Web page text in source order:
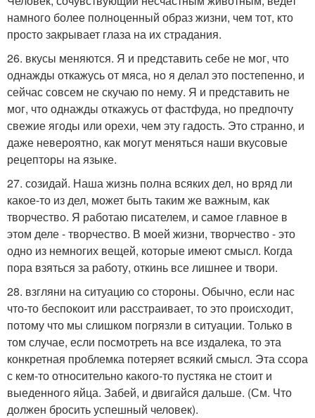
намного более полноценный образ жизни, чем тот, кто
просто закрывает глаза на их страдания.
26. вкусы меняются. Я и представить себе не мог, что
однажды откажусь от мяса, но я делал это постепенно, и
сейчас совсем не скучаю по нему. Я и представить не
мог, что однажды откажусь от фастфуда, но предпочту
свежие ягоды или орехи, чем эту гадость. Это странно, и
даже невероятно, как могут меняться наши вкусовые
рецепторы на языке.
27. созидай. Наша жизнь полна всяких дел, но вряд ли
какое-то из дел, может быть таким же важным, как
творчество. Я работаю писателем, и самое главное в
этом деле - творчество. В моей жизни, творчество - это
одно из немногих вещей, которые имеют смысл. Когда
пора взяться за работу, откинь все лишнее и твори.
28. взгляни на ситуацию со стороны. Обычно, если нас
что-то беспокоит или расстраивает, то это происходит,
потому что мы слишком погрязли в ситуации. Только в
том случае, если посмотреть на все издалека, то эта
конкретная проблемка потеряет всякий смысл. Эта ссора
с кем-то относительно какого-то пустяка не стоит и
выеденного яйца. Забей, и двигайся дальше. (См. Что
должен бросить успешный человек).